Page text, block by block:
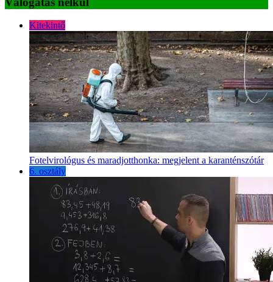
Kitekintő
Fotelvirológus és maradjotthonka: megjelent a karanténszótár
6. osztály